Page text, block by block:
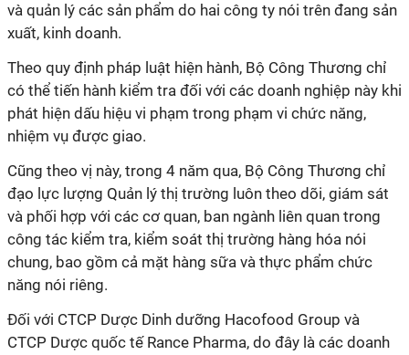
và quản lý các sản phẩm do hai công ty nói trên đang sản
xuất, kinh doanh.
Theo quy định pháp luật hiện hành, Bộ Công Thương chỉ
có thể tiến hành kiểm tra đối với các doanh nghiệp này khi
phát hiện dấu hiệu vi phạm trong phạm vi chức năng,
nhiệm vụ được giao.
Cũng theo vị này, trong 4 năm qua, Bộ Công Thương chỉ
đạo lực lượng Quản lý thị trường luôn theo dõi, giám sát
và phối hợp với các cơ quan, ban ngành liên quan trong
công tác kiểm tra, kiểm soát thị trường hàng hóa nói
chung, bao gồm cả mặt hàng sữa và thực phẩm chức
năng nói riêng.
Đối với CTCP Dược Dinh dưỡng Hacofood Group và
CTCP Dược quốc tế Rance Pharma, do đây là các doanh